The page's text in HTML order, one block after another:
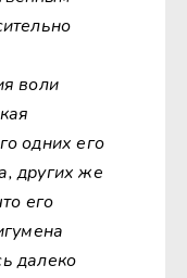
воли
одних его
других же
его
далеко